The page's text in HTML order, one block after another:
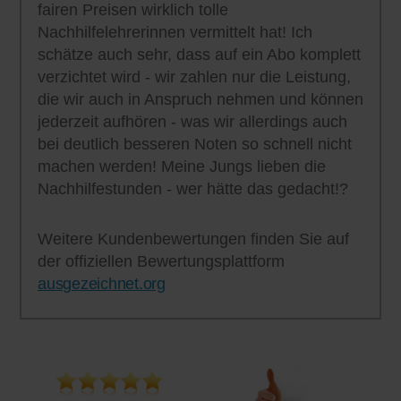
fairen Preisen wirklich tolle
Nachhilfelehrerinnen vermittelt hat! Ich
schätze auch sehr, dass auf ein Abo komplett
verzichtet wird - wir zahlen nur die Leistung,
die wir auch in Anspruch nehmen und können
jederzeit aufhören - was wir allerdings auch
bei deutlich besseren Noten so schnell nicht
machen werden! Meine Jungs lieben die
Nachhilfestunden - wer hätte das gedacht!?
Weitere Kundenbewertungen finden Sie auf
der offiziellen Bewertungsplattform
ausgezeichnet.org